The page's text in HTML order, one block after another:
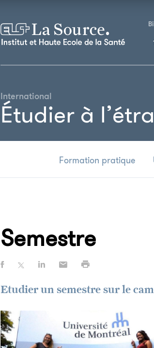
International
Étudier à
Formation pratique
Semestre
Etudier un semestre sur le